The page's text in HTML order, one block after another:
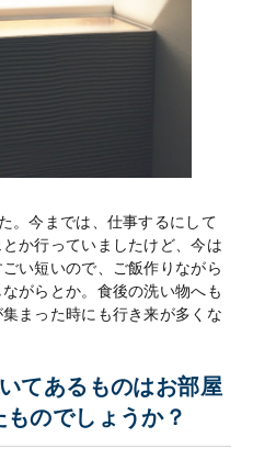
。今までは、仕事するにして
か行っていましたけど、今は
い短いので、ご飯作りながら
がらとか。食後の洗い物へも
まった時にも行き来が多くな
てあるものはお部屋
のでしょうか？